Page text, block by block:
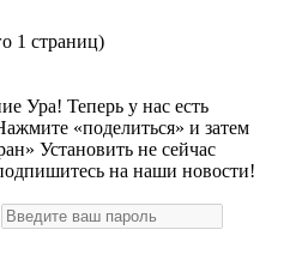
1 страниц)
Ура! Теперь у нас есть
«поделиться» и затем
Установить не сейчас
на наши новости!